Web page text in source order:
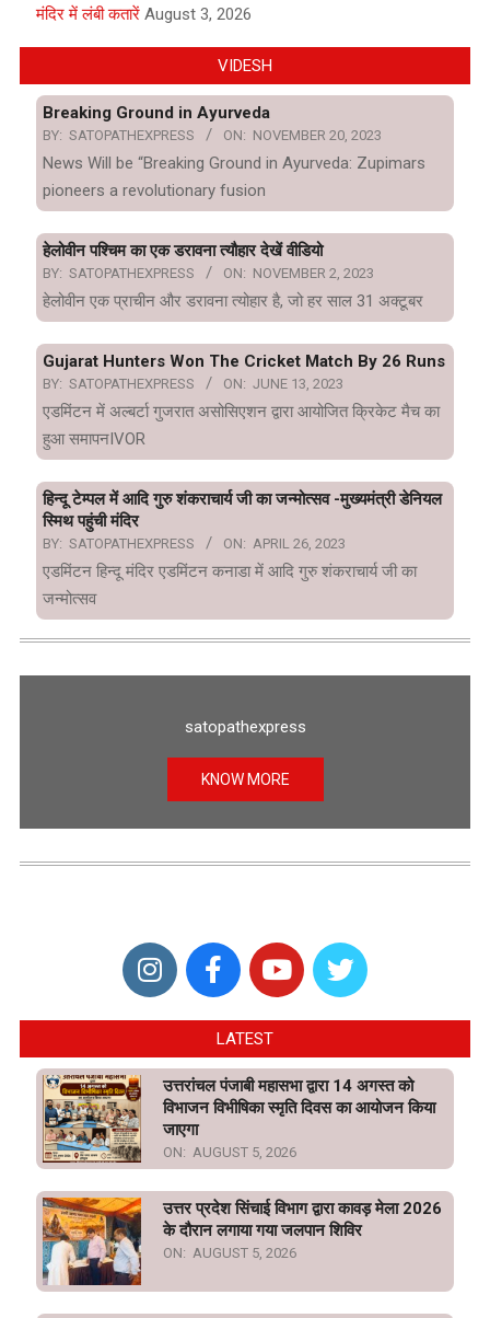
मंदिर में लंबी कतारें August 3, 2026
VIDESH
Breaking Ground in Ayurveda
BY: SATOPATHEXPRESS ON: NOVEMBER 20, 2023
News Will be “Breaking Ground in Ayurveda: Zupimars
pioneers a revolutionary fusion
हेलोवीन पश्चिम का एक डरावना त्यौहार देखें वीडियो
BY: SATOPATHEXPRESS ON: NOVEMBER 2, 2023
हेलोवीन एक प्राचीन और डरावना त्योहार है, जो हर साल 31 अक्टूबर
Gujarat Hunters Won The Cricket Match By 26 Runs
BY: SATOPATHEXPRESS ON: JUNE 13, 2023
एडमिंटन में अल्बर्टा गुजरात असोसिएशन द्वारा आयोजित क्रिकेट मैच का
हुआ समापनIVOR
हिन्दू टेम्पल में आदि गुरु शंकराचार्य जी का जन्मोत्सव -मुख्यमंत्री डेनियल
स्मिथ पहुंची मंदिर
BY: SATOPATHEXPRESS ON: APRIL 26, 2023
एडमिंटन हिन्दू मंदिर एडमिंटन कनाडा में आदि गुरु शंकराचार्य जी का
जन्मोत्सव
satopathexpress
KNOW MORE
LATEST
उत्तरांचल पंजाबी महासभा द्वारा 14 अगस्त को
विभाजन विभीषिका स्मृति दिवस का आयोजन किया
जाएगा
ON: AUGUST 5, 2026
उत्तर प्रदेश सिंचाई विभाग द्वारा कावड़ मेला 2026
के दौरान लगाया गया जलपान शिविर
ON: AUGUST 5, 2026